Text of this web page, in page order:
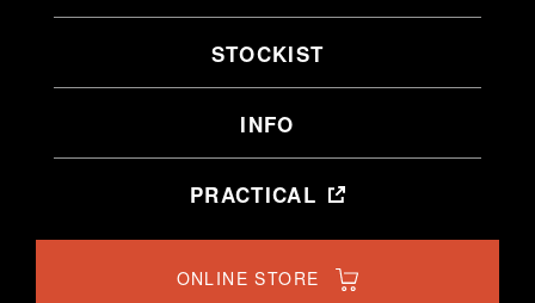
STOCKIST
INFO
PRACTICAL
ONLINE STORE